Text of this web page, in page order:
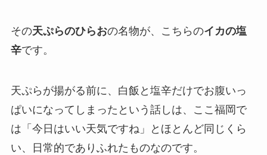
その天ぷらのひらおの名物が、こちらのイカの塩
辛です。
天ぷらが揚がる前に、白飯と塩辛だけでお腹いっ
ぱいになってしまったという話しは、ここ福岡で
は「今日はいい天気ですね」とほとんど同じくら
い、日常的でありふれたものなのです。